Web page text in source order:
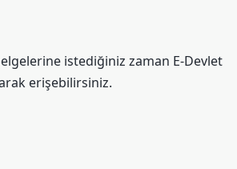
istediğiniz zaman E-Devlet
erişebilirsiniz.